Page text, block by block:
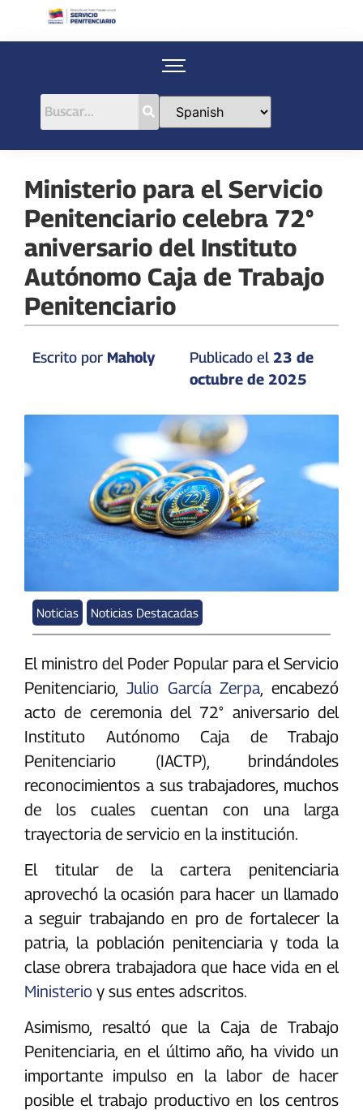
Ministerio para el Servicio
Penitenciario celebra 72°
aniversario del Instituto
Autónomo Caja de Trabajo
Penitenciario
Escrito por Maholy Publicado el 23 de
octubre de 2025
Noticias Noticias Destacadas
El ministro del Poder Popular para el Servicio
Penitenciario, Julio García Zerpa, encabezó
acto de ceremonia del 72° aniversario del
Instituto Autónomo Caja de Trabajo
Penitenciario (IACTP), brindándoles
reconocimientos a sus trabajadores, muchos
de los cuales cuentan con una larga
trayectoria de servicio en la institución.
El titular de la cartera penitenciaria
aprovechó la ocasión para hacer un llamado
a seguir trabajando en pro de fortalecer la
patria, la población penitenciaria y toda la
clase obrera trabajadora que hace vida en el
Ministerio y sus entes adscritos.
Asimismo, resaltó que la Caja de Trabajo
Penitenciaria, en el último año, ha vivido un
importante impulso en la labor de hacer
posible el trabajo productivo en los centros